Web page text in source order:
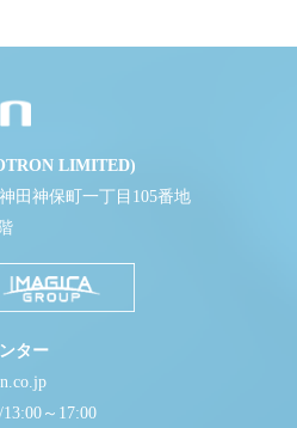
LIMITED)
田神保町一丁目105番地
ター
～17:00